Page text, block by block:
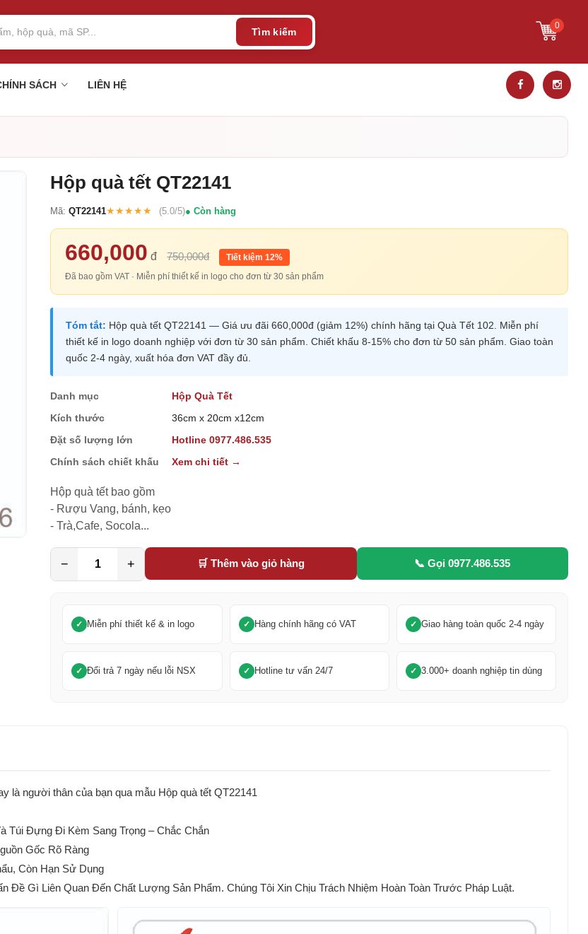
0
Tìm kiếm
SÁCH LIÊN HỆ
Hộp quà tết QT22141
Mã:QT22141★★★★★ (5.0/5) Còn hàng
660,000 đ 750,000đ
Tiết kiệm 12%
Đã bao gồm VAT · Miễn phí thiết kế in logo cho đơn từ 30 sản phẩm
Tóm tắt: Hộp quà tết QT22141 — Giá ưu đãi 660,000đ (giảm 12%) chính hãng tại Quà Tết 102. Miễn phí
thiết kế in logo doanh nghiệp với đơn từ 30 sản phẩm. Chiết khấu 8-15% cho đơn từ 50 sản phẩm. Giao toàn
quốc 2-4 ngày, xuất hóa đơn VAT đầy đủ.
Danh mục
Hộp Quà Tết
Kích thước
36cm x 20cm x12cm
Đặt số lượng lớn
Hotline 0977.486.535
Chính sách chiết khấu
Xem chi tiết →
Hộp quà tết bao gồm
- Rượu Vang, bánh, kẹo
- Trà,Cafe, Socola...
− + 🛒 Thêm vào giỏ hàng 📞 Gọi 0977.486.535
Miễn phí thiết kế & in logo Hàng chính hãng có VAT Giao hàng toàn quốc 2-4 ngày
Đổi trả 7 ngày nếu lỗi NSX Hotline tư vấn 24/7 3.000+ doanh nghiệp tin dùng
là người thân của bạn qua mẫu Hộp quà tết QT22141
Túi Đựng Đi Kèm Sang Trọng – Chắc Chắn
Gốc Rõ Ràng
Còn Hạn Sử Dụng
Gì Liên Quan Đến Chất Lượng Sản Phẩm. Chúng Tôi Xin Chịu Trách Nhiệm Hoàn Toàn Trước Pháp Luật.